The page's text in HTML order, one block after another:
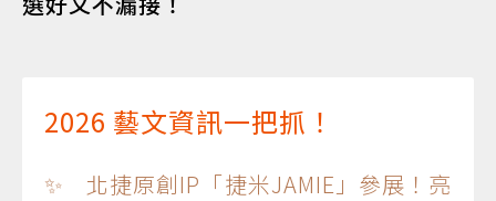
2026 藝文資訊一把抓！
✨ 北捷原創IP「捷米JAMIE」參展！亮